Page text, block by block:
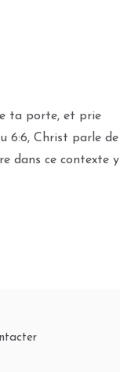
ta porte, et prie
6:6, Christ parle de
dans ce contexte y